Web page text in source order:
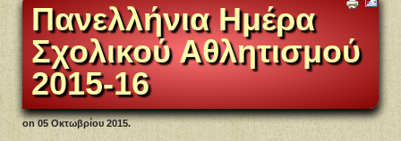
Πανελλήνια Ημέρα
Σχολικού Αθλητισμού
2015-16
on05 Οκτωβρίου 2015.